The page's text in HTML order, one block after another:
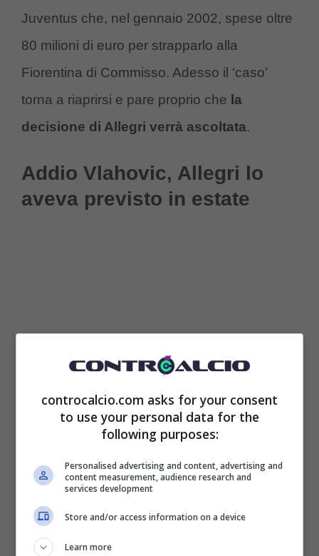
Juventus che, nel gennaio 2002, spese oltre
80 milioni di euro per strapparlo alla
Fiorentina di Commisso. Adesso il ‘caso’
torna a riaprirsi e pare proprio che la
decisione di Allegri verrà ascoltata.
Addio Vlahovic, Allegri lo
aveva previsto in estate
Una piccola grande rivincita quella del
prendendo nei confronti del suo centravanti.
Nei mesi scorsi aveva in mente una strategia
assai differente per vedere l’attacco
controcalcio.com asks for your consent
to use your personal data for the
following purposes:
Personalised advertising and content, advertising and
content measurement, audience research and
services development
Store and/or access information on a device
Learn more